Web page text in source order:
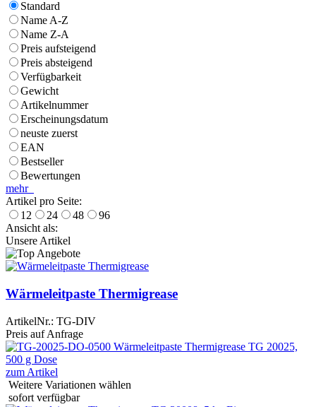
Standard
Name A-Z
Name Z-A
Preis aufsteigend
Preis absteigend
Verfügbarkeit
Gewicht
Artikelnummer
Erscheinungsdatum
neuste zuerst
EAN
Bestseller
Bewertungen
mehr
Artikel pro Seite:
12
24 48
96
Ansicht als:
Unsere Artikel
Wärmeleitpaste Thermigrease
ArtikelNr.: TG-DIV
Preis auf Anfrage
zum Artikel
Weitere Variationen wählen
sofort verfügbar